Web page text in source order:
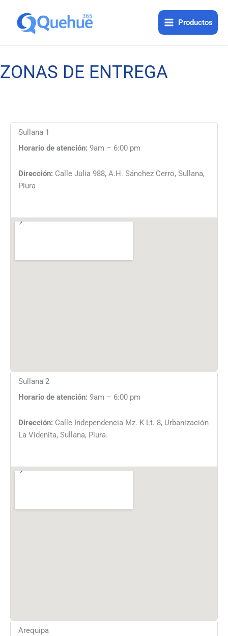
contenido
Productos
ZONAS DE ENTREGA
Sullana 1
Horario de atención: 9am – 6:00 pm
Dirección: Calle Julia 988, A.H. Sánchez Cerro, Sullana,
Piura
Sullana 2
Horario de atención: 9am – 6:00 pm
Dirección: Calle Independencia Mz. K Lt. 8, Urbanización
La Videnita, Sullana, Piura.
Arequipa